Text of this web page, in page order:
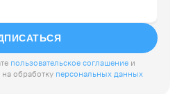
пользовательское соглашение и
на обработку персональных данных